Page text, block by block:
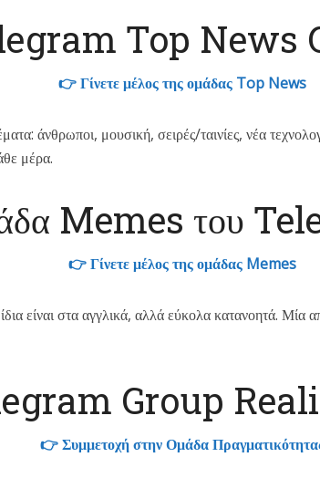
Top News
👉 Γίνετε μέλος της ομάδας Top News
άνθρωποι, μουσική, σειρές/ταινίες, νέα
μέρα.
Memes του
👉 Γίνετε μέλος της ομάδας Memes
είναι στα αγγλικά, αλλά εύκολα κατανοητά.
Group
👉 Συμμετοχή στην Ομάδα